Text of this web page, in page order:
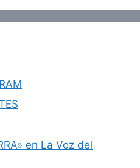
en La Voz del